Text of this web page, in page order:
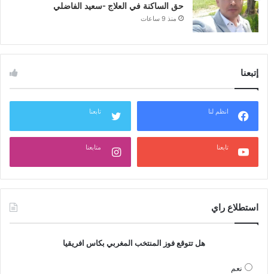
حق الساكنة في العلاج -سعيد الفاضلي
منذ 9 ساعات
إتبعنا
انظم لنا تابعنا
تابعنا متابعنا
استطلاع راي
هل تتوقع فوز المنتخب المغربي بكاس افريقيا
نعم